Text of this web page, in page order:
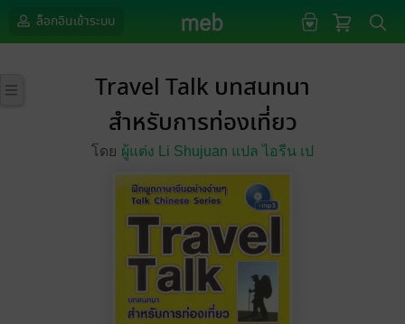
ล็อกอินเข้าระบบ
Travel Talk บทสนทนา
สำหรับการท่องเที่ยว
โดย ผู้แต่ง Li Shujuan แปล ไอรีน เป